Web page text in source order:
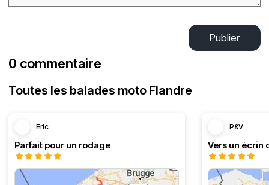
Publier
0 commentaire
Toutes les balades moto Flandre
Eric
Parfait pour un rodage
P&V
Vers un écrin